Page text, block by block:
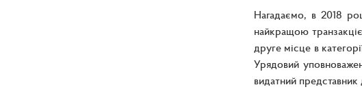
Нагадаємо, в 2018
найкращою
друге місце в
Урядовий
видатний представник